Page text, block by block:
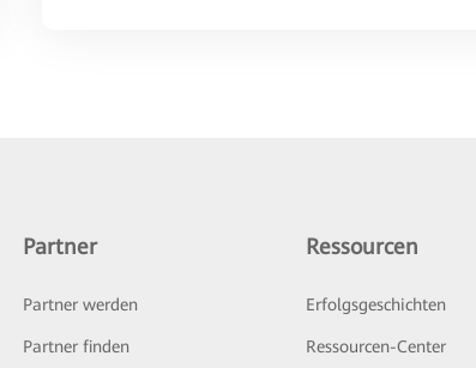
Partner
Partner werden
Partner finden
Ressourcen
Erfolgsgeschichten
Ressourcen-Center